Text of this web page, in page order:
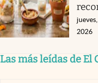
2026
Las más leídas de